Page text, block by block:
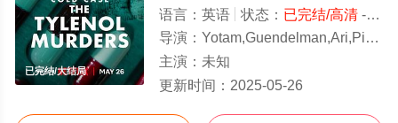
已完结/大结局
语言： 英语 状态： 已完结/高清- 免费观看
导演： Yotam,Guendelman,Ari,Pines
主演： 未知
更新时间： 2025-05-26